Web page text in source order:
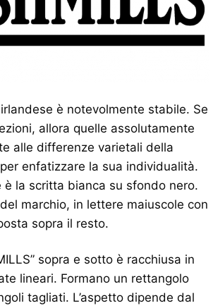
è notevolmente stabile. Se
allora quelle assolutamente
alle differenze varietali della
enfatizzare la sua individualità.
è la scritta bianca su sfondo nero.
marchio, in lettere maiuscole con
sopra il resto.
sopra e sotto è racchiusa in
lineari. Formano un rettangolo
tagliati. L’aspetto dipende dal